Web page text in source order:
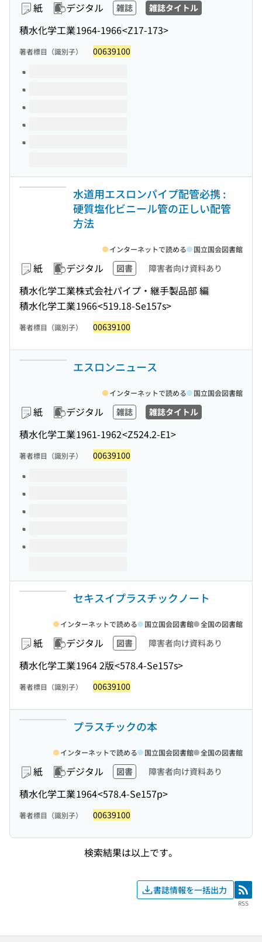
紙 デジタル 雑誌 雑誌タイトル
積水化学工業1964-1966<Z17-173>
著者標目（識別子） 00639100
このタイトルの巻号
水道用エスロンパイプ配管必携 :
硬質塩化ビニール管の正しい配管
方法
紙 デジタル 図書 障害者向け資料あり
積水化学工業株式会社パイプ・継手製品部 編
積水化学工業1966<519.18-Se157s>
インターネットで読める 国立国会図書館
著者標目（識別子） 00639100
エスロンニュース
紙 デジタル 雑誌 雑誌タイトル
積水化学工業1961-1962<Z524.2-E1>
インターネットで読める 国立国会図書館
著者標目（識別子） 00639100
このタイトルの巻号
セキスイプラスチックノート
紙 デジタル 図書 障害者向け資料あり
積水化学工業1964 2版<578.4-Se157s>
インターネットで読める 国立国会図書館 全国の図書館
著者標目（識別子） 00639100
プラスチックの本
紙 デジタル 図書 障害者向け資料あり
積水化学工業1964<578.4-Se157p>
インターネットで読める 国立国会図書館 全国の図書館
著者標目（識別子） 00639100
検索結果は以上です。
書誌情報を一括出力 RSS
RSS